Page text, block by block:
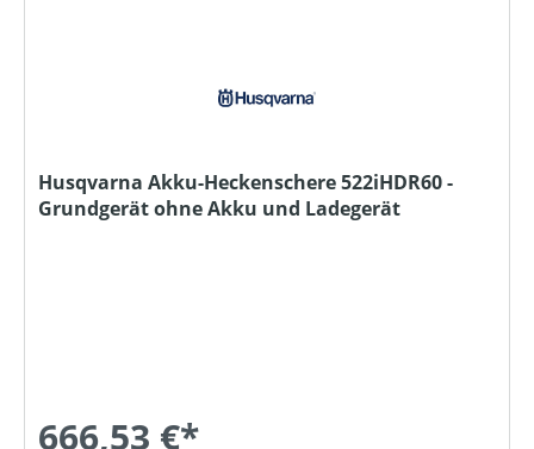
Husqvarna Akku-Heckenschere 522iHDR60 -
Grundgerät ohne Akku und Ladegerät
666,53 €*